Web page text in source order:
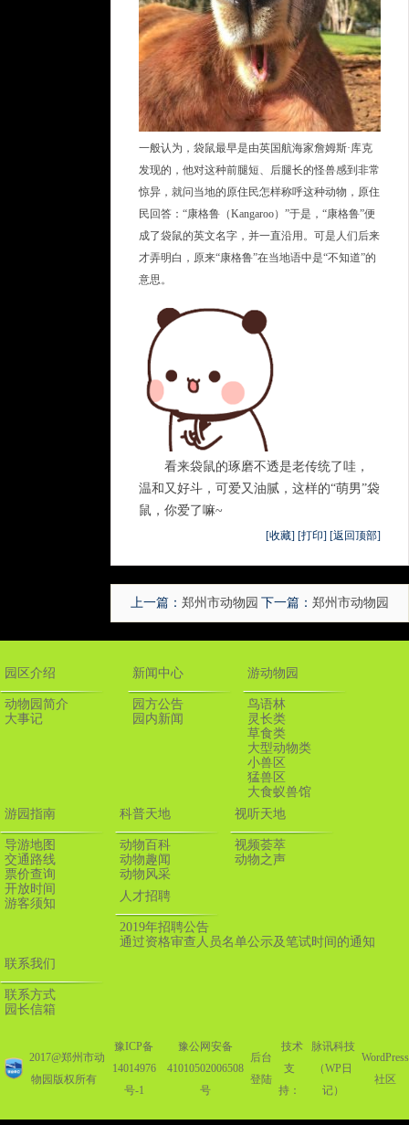
一般认为，袋鼠最早是由英国航海家詹姆斯·库克
发现的，他对这种前腿短、后腿长的怪兽感到非常
惊异，就问当地的原住民怎样称呼这种动物，原住
民回答：“康格鲁（Kangaroo）”于是，“康格鲁”便
成了袋鼠的英文名字，并一直沿用。可是人们后来
才弄明白，原来“康格鲁”在当地语中是“不知道”的
意思。
看来袋鼠的琢磨不透是老传统了哇，
温和又好斗，可爱又油腻，这样的“萌男”袋
鼠，你爱了嘛~
[收藏] [打印] [返回顶部]
上一篇：郑州市动物园
严密防范全力应战防汛
工作
下一篇： 郑州市动物园
开展消防安全专项检查
园区介绍
动物园简介
大事记
新闻中心
园方公告
园内新闻
游动物园
鸟语林
灵长类
草食类
大型动物类
小兽区
猛兽区
大食蚁兽馆
游园指南
导游地图
交通路线
票价查询
开放时间
游客须知
科普天地
动物百科
动物趣闻
动物风采
视听天地
视频荟萃
动物之声
人才招聘
2019年招聘公告
通过资格审查人员名单公示及笔试时间的通知
联系我们
联系方式
园长信箱
2017@郑州市动
物园版权所有
豫ICP备
14014976
号-1
豫公网安备
41010502006508
号
后台
登陆
技术
支
持：
脉讯科技
（WP日
记）
WordPress
社区